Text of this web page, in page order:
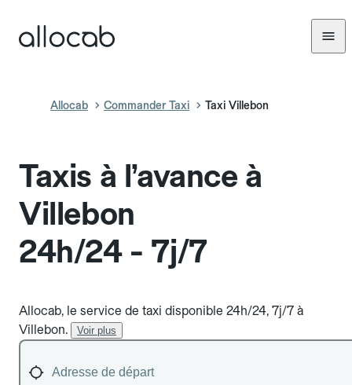
Allocab Commander Taxi Taxi Villebon
Taxis à l’avance à
Villebon
24h/24 - 7j/7
Allocab, le service de taxi disponible 24h/24, 7j/7 à
Villebon.
Voir plus